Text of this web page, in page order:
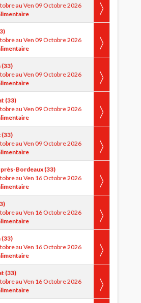
au Ven 09 Octobre 2026
au Ven 09 Octobre 2026
(33)
au Ven 09 Octobre 2026
(33)
au Ven 09 Octobre 2026
(33)
au Ven 09 Octobre 2026
Bordeaux (33)
au Ven 16 Octobre 2026
au Ven 16 Octobre 2026
(33)
au Ven 16 Octobre 2026
(33)
au Ven 16 Octobre 2026